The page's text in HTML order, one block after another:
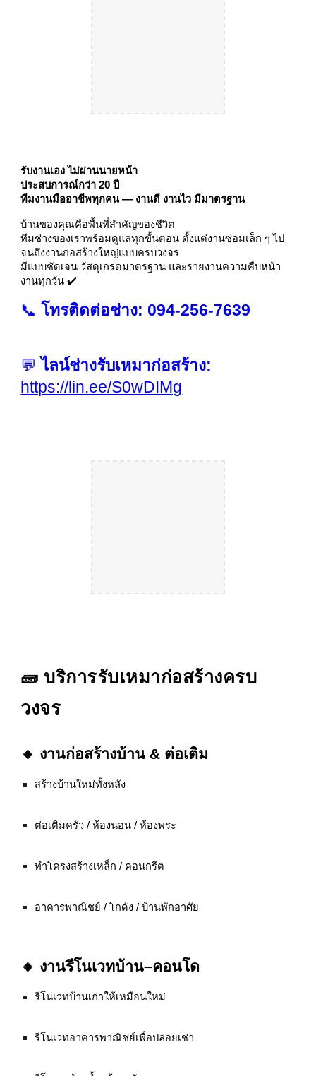
รับงานเอง ไม่ผ่านนายหน้า
ประสบการณ์กว่า 20 ปี
ทีมงานมืออาชีพทุกคน — งานดี งานไว มีมาตรฐาน
บ้านของคุณคือพื้นที่สำคัญของชีวิต
ทีมช่างของเราพร้อมดูแลทุกขั้นตอน ตั้งแต่งานซ่อมเล็ก ๆ ไป
จนถึงงานก่อสร้างใหญ่แบบครบวงจร
มีแบบชัดเจน วัสดุเกรดมาตรฐาน และรายงานความคืบหน้า
งานทุกวัน ✔️
📞โทรติดต่อช่าง: 094-256-7639
💬ไลน์ช่างรับเหมาก่อสร้าง:
https://lin.ee/S0wDIMg
🧱 บริการรับเหมาก่อสร้างครบ
วงจร
🔸 งานก่อสร้างบ้าน & ต่อเติม
สร้างบ้านใหม่ทั้งหลัง
ต่อเติมครัว / ห้องนอน / ห้องพระ
ทำโครงสร้างเหล็ก / คอนกรีต
อาคารพาณิชย์ / โกดัง / บ้านพักอาศัย
🔸 งานรีโนเวทบ้าน–คอนโด
รีโนเวทบ้านเก่าให้เหมือนใหม่
รีโนเวทอาคารพาณิชย์เพื่อปล่อยเช่า